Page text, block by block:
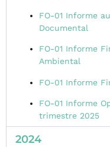
FO-01 Informe
Documental
FO-01 Informe
Ambiental
FO-01 Informe
FO-01 Informe
trimestre 2025
2024